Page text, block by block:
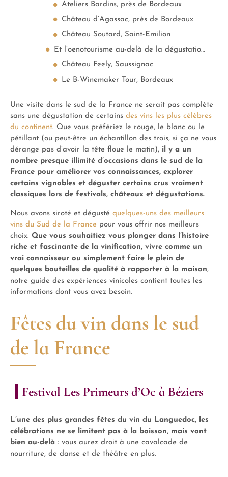
Ateliers Bardins, près de Bordeaux
Château d’Agassac, près de Bordeaux
Château Soutard, Saint-Emilion
Et l’oenotourisme au-delà de la dégustation !
Château Feely, Saussignac
Le B-Winemaker Tour, Bordeaux
Une visite dans le sud de la France ne serait pas complète
sans une dégustation de certains des vins les plus célèbres
du continent. Que vous préfériez le rouge, le blanc ou le
pétillant (ou peut-être un échantillon des trois, si ça ne vous
dérange pas d’avoir la tête floue le matin), il y a un
nombre presque illimité d’occasions dans le sud de la
France pour améliorer vos connaissances, explorer
certains vignobles et déguster certains crus vraiment
classiques lors de festivals, châteaux et dégustations.
Nous avons siroté et dégusté quelques-uns des meilleurs
vins du Sud de la France pour vous offrir nos meilleurs
choix. Que vous souhaitiez vous plonger dans l’histoire
riche et fascinante de la vinification, vivre comme un
vrai connaisseur ou simplement faire le plein de
quelques bouteilles de qualité à rapporter à la maison,
notre guide des expériences vinicoles contient toutes les
informations dont vous avez besoin.
Fêtes du vin dans le sud
de la France
Festival Les Primeurs d’Oc à Béziers
L’une des plus grandes fêtes du vin du Languedoc, les
célébrations ne se limitent pas à la boisson, mais vont
bien au-delà : vous aurez droit à une cavalcade de
nourriture, de danse et de théâtre en plus.